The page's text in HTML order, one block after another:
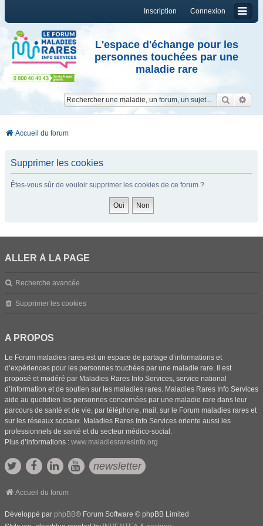
Connexion
Inscription
L'espace d'échange pour les
personnes touchées par une
maladie rare
Accueil du forum
Supprimer les cookies
Êtes-vous sûr de vouloir supprimer les cookies de ce forum ?
ALLER À LA PAGE
Recherche avancée
Supprimer les cookies
A PROPOS
Le Forum maladies rares est un espace de partage d’informations et
d’expériences pour les personnes touchées par une maladie rare. Il est
proposé et modéré par Maladies Rares Info Services, service national
d’information et de soutien sur les maladies rares. Maladies Rares Info Services
aide au quotidien les personnes concernées par une maladie rare dans leur
parcours de santé et de vie, par téléphone, mail, sur le Forum maladies rares et
sur les réseaux sociaux. Maladies Rares Info Services oriente aussi les
professionnels de santé et du secteur médico-social.
Plus d’informations : www.maladiesraresinfo.org
newsletter
Accueil du forum
Développé par phpBB® Forum Software © phpBB Limited